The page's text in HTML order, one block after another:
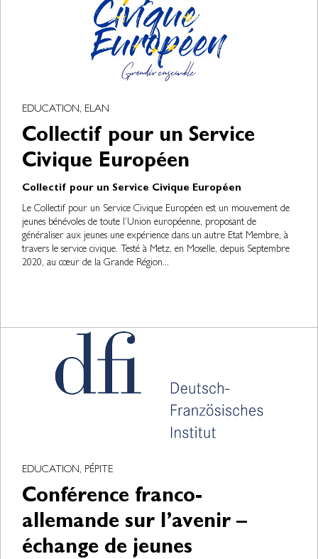
EDUCATION, ELAN
Collectif pour un Service
Civique Européen
Collectif pour un Service Civique Européen
Le Collectif pour un Service Civique Européen est un mouvement de
jeunes bénévoles de toute l’Union européenne, proposant de
généraliser aux jeunes une expérience dans un autre Etat Membre, à
travers le service civique. Testé à Metz, en Moselle, depuis Septembre
2020, au cœur de la Grande Région...
EDUCATION, PÉPITE
Conférence franco-
allemande sur l’avenir –
échange de jeunes